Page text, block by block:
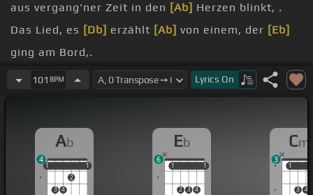
aus vergang'ner Zeit in den [Ab] Herzen blinkt, .
Das Lied, es [Db] erzählt [Ab] von einem, der [Eb]
ging am Bord,.
gesangte er zuliebsten ein .
101 BPM Lyrics On
Ab
1
3 4
2
1
1 1
4
Eb
1
2 3 4
1
1 1
6
Cm
1
3 4
1
3